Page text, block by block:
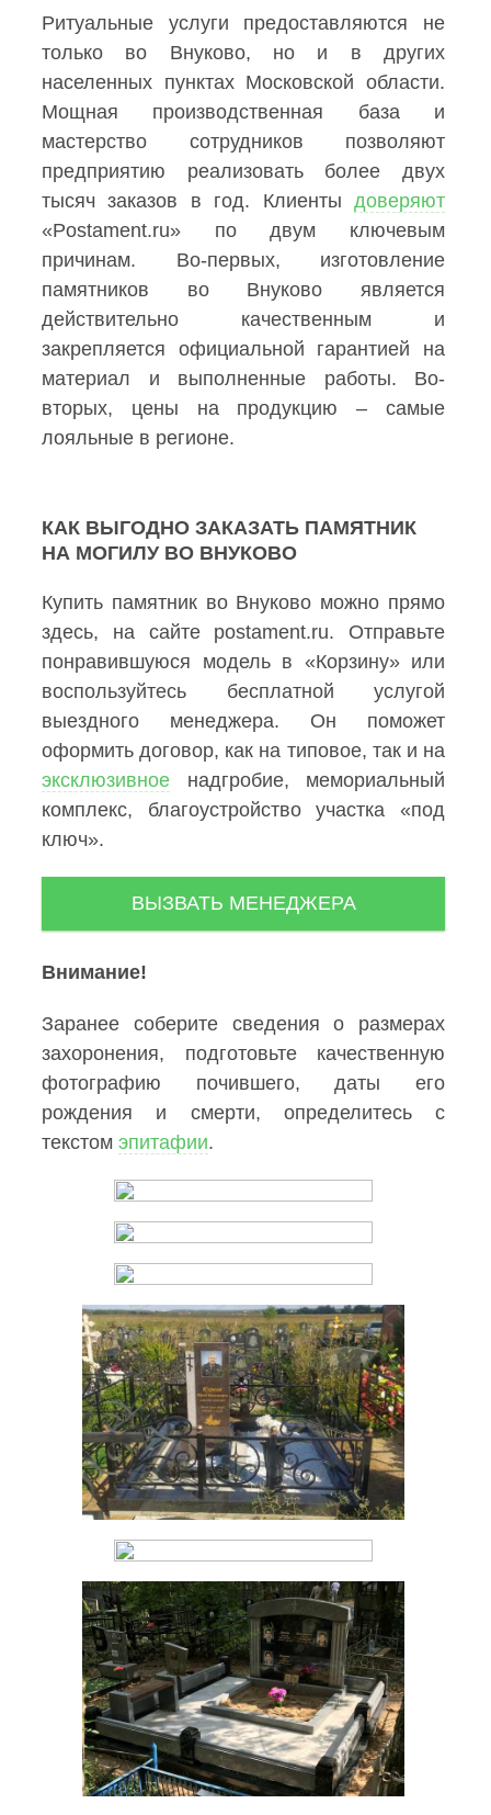
Ритуальные услуги предоставляются не
только во Внуково, но и в других
населенных пунктах Московской области.
Мощная производственная база и
мастерство сотрудников позволяют
предприятию реализовать более двух
тысяч заказов в год. Клиенты доверяют
«Postament.ru» по двум ключевым
причинам. Во-первых, изготовление
памятников во Внуково является
действительно качественным и
закрепляется официальной гарантией на
материал и выполненные работы. Во-
вторых, цены на продукцию – самые
лояльные в регионе.
КАК ВЫГОДНО ЗАКАЗАТЬ ПАМЯТНИК
НА МОГИЛУ ВО ВНУКОВО
Купить памятник во Внуково можно прямо
здесь, на сайте postament.ru. Отправьте
понравившуюся модель в «Корзину» или
воспользуйтесь бесплатной услугой
выездного менеджера. Он поможет
оформить договор, как на типовое, так и на
эксклюзивное надгробие, мемориальный
комплекс, благоустройство участка «под
ключ».
ВЫЗВАТЬ МЕНЕДЖЕРА
Внимание!
Заранее соберите сведения о размерах
захоронения, подготовьте качественную
фотографию почившего, даты его
рождения и смерти, определитесь с
текстом эпитафии.